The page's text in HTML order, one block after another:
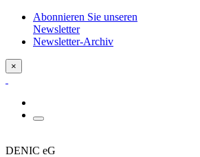
Abonnieren Sie unseren
Newsletter
Newsletter-Archiv
×
DENIC eG